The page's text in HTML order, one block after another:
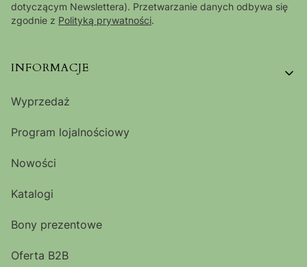
dotyczącym Newslettera). Przetwarzanie danych odbywa się
zgodnie z Polityką prywatności.
Linki w stopce
INFORMACJE
Wyprzedaż
Program lojalnościowy
Nowości
Katalogi
Bony prezentowe
Oferta B2B